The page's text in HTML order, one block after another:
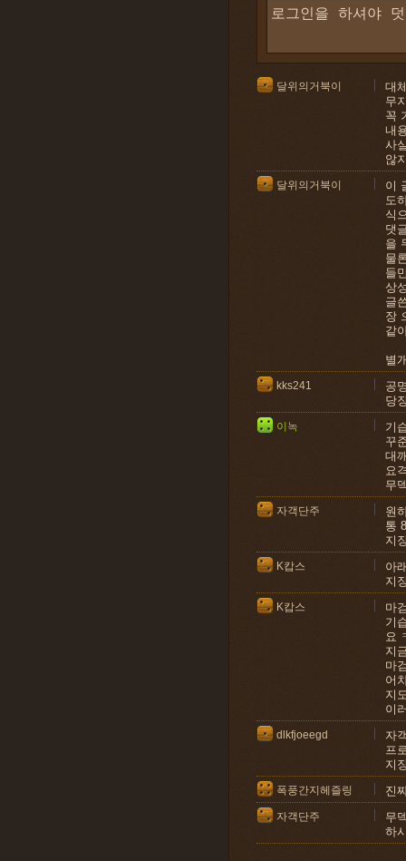
달위의거북이
대
무
꼭
내
사
않
달위의거북이
이
도
식
댓
을
물
들
상
글
장
같
별
kks241
공
당
이녹
기
꾸
대
요
무
자객단주
원
통
지
K캅스
아
지
K캅스
마
기
요
지
마
어
지
이
dlkfjoeegd
자
프
지
폭풍간지헤즐링 진
자객단주
무
하